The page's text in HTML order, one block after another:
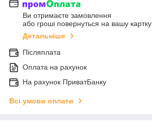
Ви отримаєте замовлення
або гроші повернуться на вашу картку
Детальніше
Післяплата
Оплата на рахунок
На рахунок ПриватБанку
Всі умови оплати